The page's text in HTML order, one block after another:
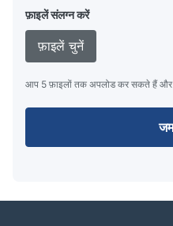
फ़ाइलें संलग्न करें
फ़ाइलें चुनें
आप 5 फ़ाइलों तक अपलोड कर सकते हैं